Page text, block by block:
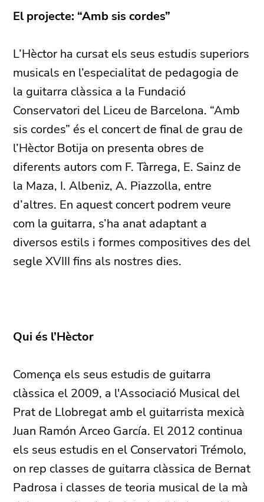
El projecte: “Amb sis cordes”
L’Hèctor ha cursat els seus estudis superiors
musicals en l’especialitat de pedagogia de
la guitarra clàssica a la Fundació
Conservatori del Liceu de Barcelona. “Amb
sis cordes” és el concert de final de grau de
l’Hèctor Botija on presenta obres de
diferents autors com F. Tàrrega, E. Sainz de
la Maza, I. Albeniz, A. Piazzolla, entre
d’altres. En aquest concert podrem veure
com la guitarra, s’ha anat adaptant a
diversos estils i formes compositives des del
segle XVIII fins als nostres dies.
Qui és l’Hèctor
Comença els seus estudis de guitarra
clàssica el 2009, a l'Associació Musical del
Prat de Llobregat amb el guitarrista mexicà
Juan Ramón Arceo García. El 2012 continua
els seus estudis en el Conservatori Trémolo,
on rep classes de guitarra clàssica de Bernat
Padrosa i classes de teoria musical de la mà